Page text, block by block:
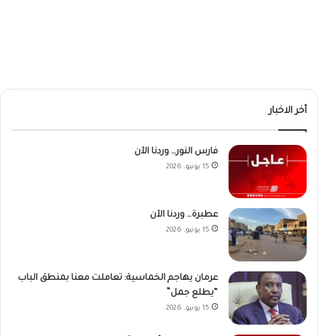
أخر الاخبار
فارس النور… وردنا الآن
15 يونيو، 2026
عطبرة… وردنا الآن
15 يونيو، 2026
عرمان يهاجم الخماسية: تعاملت معنا بمنطق الباب
“يطلع جمل”
15 يونيو، 2026